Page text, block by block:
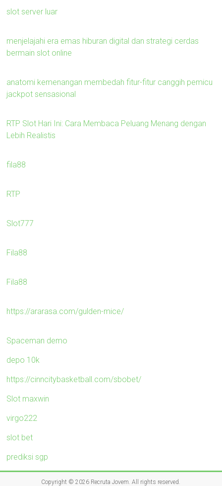
slot server luar
menjelajahi era emas hiburan digital dan strategi cerdas
bermain slot online
anatomi kemenangan membedah fitur-fitur canggih pemicu
jackpot sensasional
RTP Slot Hari Ini: Cara Membaca Peluang Menang dengan
Lebih Realistis
fila88
RTP
Slot777
Fila88
Fila88
https://ararasa.com/gulden-mice/
Spaceman demo
depo 10k
https://cinncitybasketball.com/sbobet/
Slot maxwin
virgo222
slot bet
prediksi sgp
Copyright © 2026 Recruta Jovem . All rights reserved.